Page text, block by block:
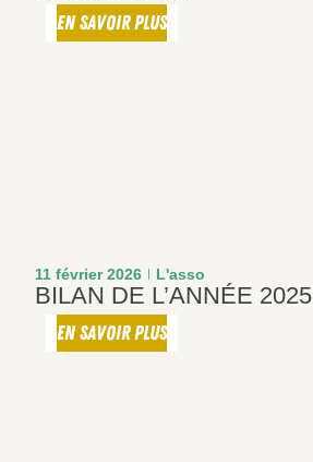
EN SAVOIR PLUS
11 février 2026 L'asso
BILAN DE L’ANNÉE 2025
EN SAVOIR PLUS